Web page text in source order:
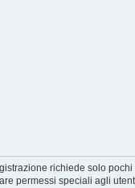
richiede solo
permessi speciali agli